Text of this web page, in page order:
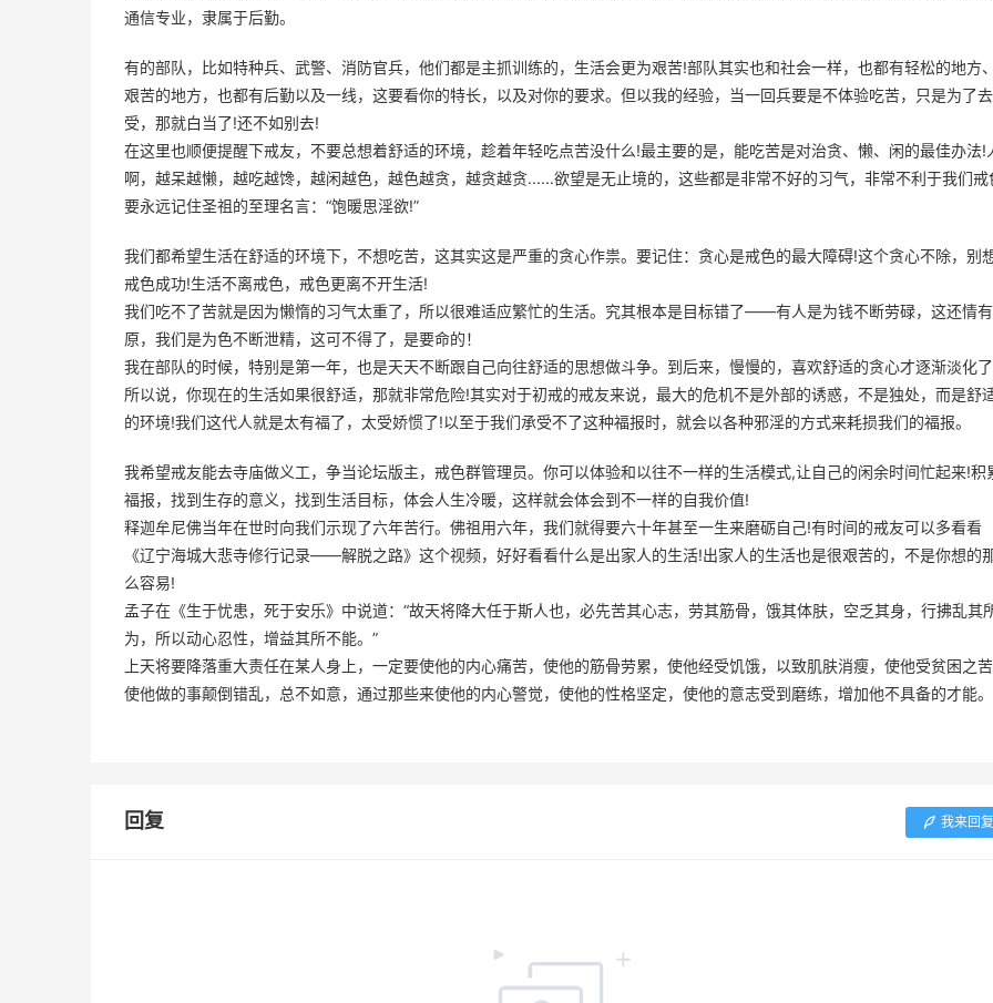
通信专业，隶属于后勤。
有的部队，比如特种兵、武警、消防官兵，他们都是主抓训练的，生活会更为艰苦!部队其实也和社会一样，也都有轻松的地方
艰苦的地方，也都有后勤以及一线，这要看你的特长，以及对你的要求。但以我的经验，当一回兵要是不体验吃苦，只是为了
受，那就白当了!还不如别去!
在这里也顺便提醒下戒友，不要总想着舒适的环境，趁着年轻吃点苦没什么!最主要的是，能吃苦是对治贪、懒、闲的最佳办法!
啊，越呆越懒，越吃越馋，越闲越色，越色越贪，越贪越贪......欲望是无止境的，这些都是非常不好的习气，非常不利于我们戒
要永远记住圣祖的至理名言：“饱暖思淫欲!”
我们都希望生活在舒适的环境下，不想吃苦，这其实这是严重的贪心作祟。要记住：贪心是戒色的最大障碍!这个贪心不除，别
戒色成功!生活不离戒色，戒色更离不开生活!
我们吃不了苦就是因为懒惰的习气太重了，所以很难适应繁忙的生活。究其根本是目标错了——有人是为钱不断劳碌，这还情
原，我们是为色不断泄精，这可不得了，是要命的！
我在部队的时候，特别是第一年，也是天天不断跟自己向往舒适的思想做斗争。到后来，慢慢的，喜欢舒适的贪心才逐渐淡化
所以说，你现在的生活如果很舒适，那就非常危险!其实对于初戒的戒友来说，最大的危机不是外部的诱惑，不是独处，而是舒
的环境!我们这代人就是太有福了，太受娇惯了!以至于我们承受不了这种福报时，就会以各种邪淫的方式来耗损我们的福报。
我希望戒友能去寺庙做义工，争当论坛版主，戒色群管理员。你可以体验和以往不一样的生活模式,让自己的闲余时间忙起来!积
福报，找到生存的意义，找到生活目标，体会人生冷暖，这样就会体会到不一样的自我价值!
释迦牟尼佛当年在世时向我们示现了六年苦行。佛祖用六年，我们就得要六十年甚至一生来磨砺自己!有时间的戒友可以多看看
《辽宁海城大悲寺修行记录——解脱之路》这个视频，好好看看什么是出家人的生活!出家人的生活也是很艰苦的，不是你想的
么容易!
孟子在《生于忧患，死于安乐》中说道：“故天将降大任于斯人也，必先苦其心志，劳其筋骨，饿其体肤，空乏其身，行拂乱其
为，所以动心忍性，增益其所不能。”
上天将要降落重大责任在某人身上，一定要使他的内心痛苦，使他的筋骨劳累，使他经受饥饿，以致肌肤消瘦，使他受贫困之
使他做的事颠倒错乱，总不如意，通过那些来使他的内心警觉，使他的性格坚定，使他的意志受到磨练，增加他不具备的才能。
回复 我来回复